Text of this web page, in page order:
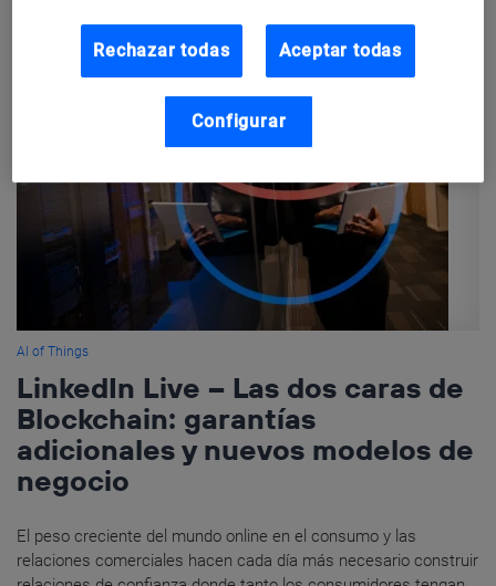
AI of Things
LinkedIn Live – Las dos caras de
Blockchain: garantías
adicionales y nuevos modelos de
negocio
El peso creciente del mundo online en el consumo y las
relaciones comerciales hacen cada día más necesario construir
Rechazar todas Aceptar todas
Configurar